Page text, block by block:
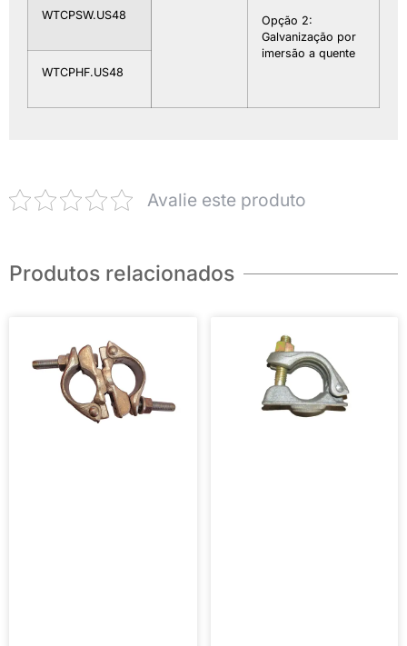
Opção 2:
Galvanização por
imersão a quente
WTCPSW.US48
WTCPHF.US48
Avalie este produto
Produtos relacionados